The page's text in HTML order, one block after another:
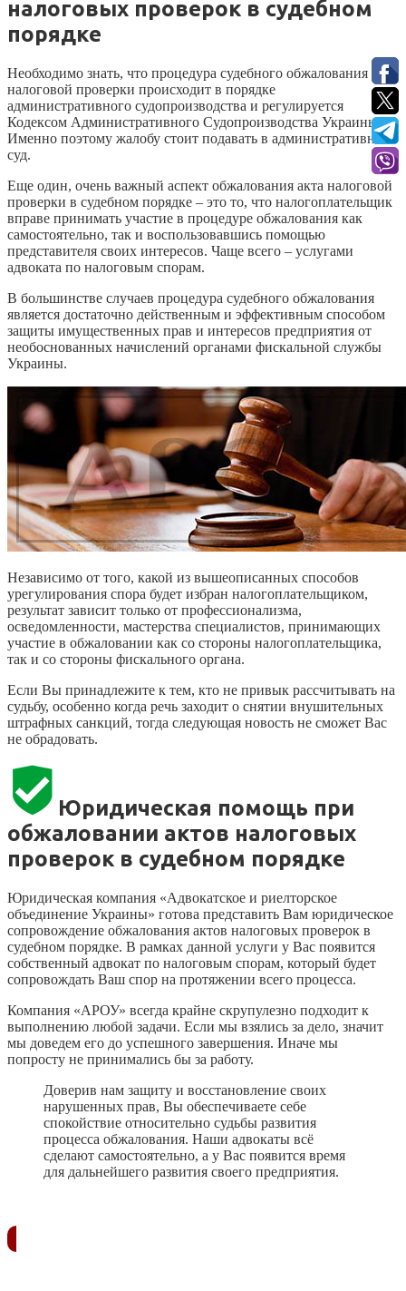
налоговых проверок в судебном
порядке
Необходимо знать, что процедура судебного обжалования акта
налоговой проверки происходит в порядке
административного судопроизводства и регулируется
Кодексом Административного Судопроизводства Украины.
Именно поэтому жалобу стоит подавать в административный
суд.
Еще один, очень важный аспект обжалования акта налоговой
проверки в судебном порядке – это то, что налогоплательщик
вправе принимать участие в процедуре обжалования как
самостоятельно, так и воспользовавшись помощью
представителя своих интересов. Чаще всего – услугами
адвоката по налоговым спорам.
В большинстве случаев процедура судебного обжалования
является достаточно действенным и эффективным способом
защиты имущественных прав и интересов предприятия от
необоснованных начислений органами фискальной службы
Украины.
Независимо от того, какой из вышеописанных способов
урегулирования спора будет избран налогоплательщиком,
результат зависит только от профессионализма,
осведомленности, мастерства специалистов, принимающих
участие в обжаловании как со стороны налогоплательщика,
так и со стороны фискального органа.
Если Вы принадлежите к тем, кто не привык рассчитывать на
судьбу, особенно когда речь заходит о снятии внушительных
штрафных санкций, тогда следующая новость не сможет Вас
не обрадовать.
Юридическая помощь при
обжаловании актов налоговых
проверок в судебном порядке
Юридическая компания «Адвокатское и риелторское
объединение Украины» готова представить Вам юридическое
сопровождение обжалования актов налоговых проверок в
судебном порядке. В рамках данной услуги у Вас появится
собственный адвокат по налоговым спорам, который будет
сопровождать Ваш спор на протяжении всего процесса.
Компания «АРОУ» всегда крайне скрупулезно подходит к
выполнению любой задачи. Если мы взялись за дело, значит
мы доведем его до успешного завершения. Иначе мы
попросту не принимались бы за работу.
Доверив нам защиту и восстановление своих
нарушенных прав, Вы обеспечиваете себе
спокойствие относительно судьбы развития
процесса обжалования. Наши адвокаты всё
сделают самостоятельно, а у Вас появится время
для дальнейшего развития своего предприятия.